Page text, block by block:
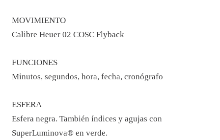
MOVIMIENTO
Calibre Heuer 02 COSC Flyback
FUNCIONES
Minutos, segundos, hora, fecha, cronógrafo
ESFERA
Esfera negra. También índices y agujas con
SuperLuminova® en verde.